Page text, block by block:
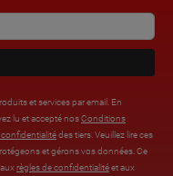
et services par email. En
lu et accepté nosConditions
des tiers. Veuillez lire ces
et gérons vos données. Ce
règles de confidentialitéet aux